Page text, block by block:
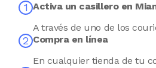
Activa un casillero en
A través de uno de los
Compra en línea
En cualquier tienda de tu